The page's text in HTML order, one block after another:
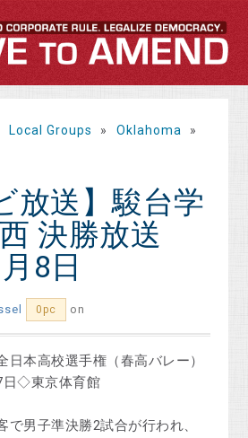
Local Groups » Oklahoma
»
放送】駿台学
決勝放送
8日
0pc on
日本高校選手権（春高バレー）
◇東京体育館
男子準決勝2試合が行われ、